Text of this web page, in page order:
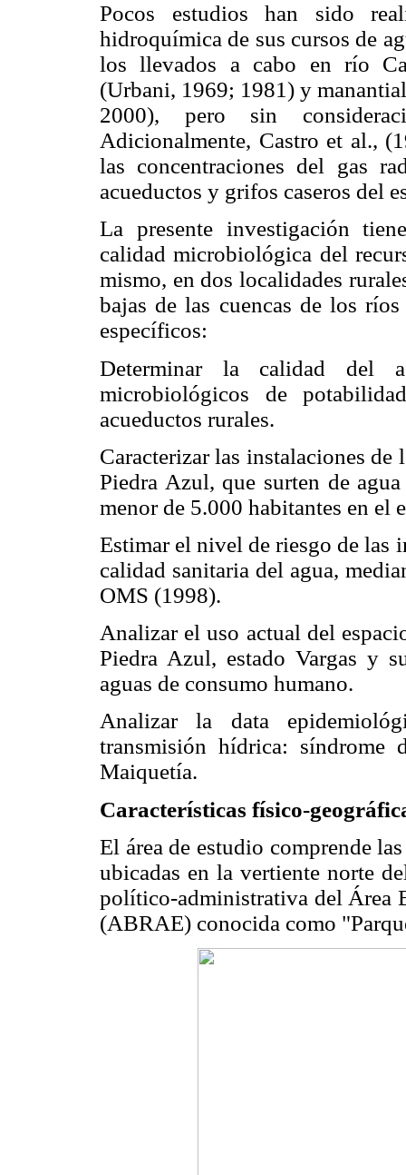
Pocos estudios han sido
hidroquímica de sus cursos de
los llevados a cabo en río
(Urbani, 1969; 1981) y
2000), pero sin
Adicionalmente, Castro et al.,
las concentraciones del gas
acueductos y grifos caseros del
La presente investigación
calidad microbiológica del
mismo, en dos localidades
bajas de las cuencas de los
específicos:
Determinar la calidad del
microbiológicos de
acueductos rurales.
Caracterizar las instalaciones
Piedra Azul, que surten de
menor de 5.000 habitantes en el
Estimar el nivel de riesgo de las
calidad sanitaria del agua,
OMS (1998).
Analizar el uso actual del
Piedra Azul, estado Vargas y
aguas de consumo humano.
Analizar la data
transmisión hídrica: síndrome
Maiquetía.
Características físico-
El área de estudio comprende
ubicadas en la vertiente norte
político-administrativa del Área
(ABRAE) conocida como